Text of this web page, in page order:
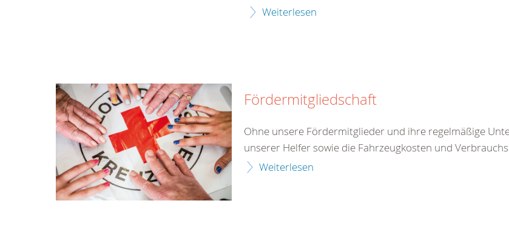
Weiterlesen
Fördermitgliedschaft
Ohne unsere Fördermitglieder und ihre regelmäßige
unserer Helfer sowie die Fahrzeugkosten und
Weiterlesen